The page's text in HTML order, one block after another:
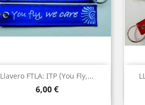
Llavero FTLA: ITP (You Fly,...
Preu
6,00 €
Vista ràpida